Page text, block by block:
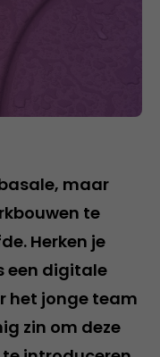
maar
te
Herken je
een digitale
het jonge team
zin om deze